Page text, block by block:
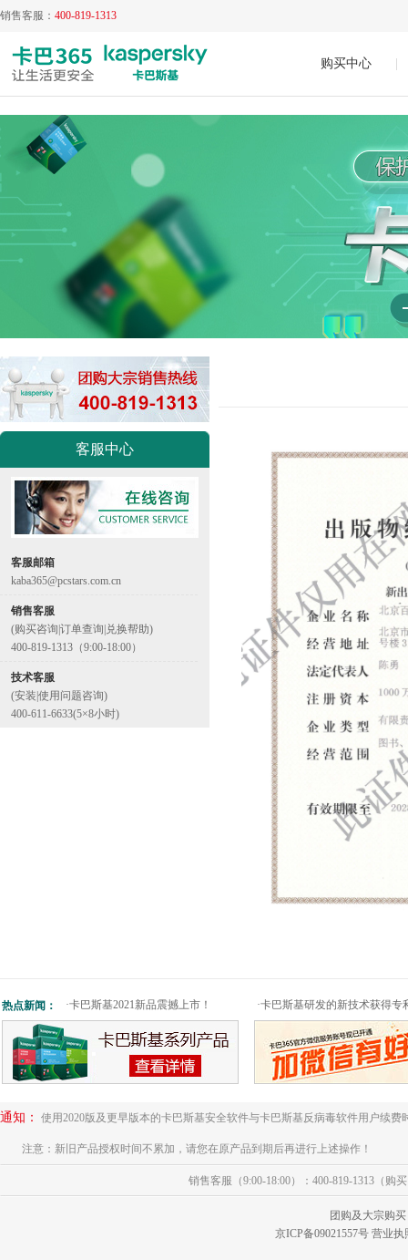
销售客服： 400-819-1313
购买中心
客服中心
客服邮箱
kaba365@pcstars.com.cn
销售客服
(购买咨询|订单查询|兑换帮助)
400-819-1313（9:00-18:00）
技术客服
(安装|使用问题咨询)
400-611-6633(5×8小时)
热点新闻： ·卡巴斯基2021新品震撼上市！ ·卡巴斯基研发的新技术获得专
通知： 使用2020版及更早版本的卡巴斯基安全软件与卡巴斯基反病毒软件用户续
注意：新旧产品授权时间不累加，请您在原产品到期后再进行上述操作！
销售客服（9:00-18:00）：400-819-1313（购
团购及大宗购买
京ICP备09021557号 营业执